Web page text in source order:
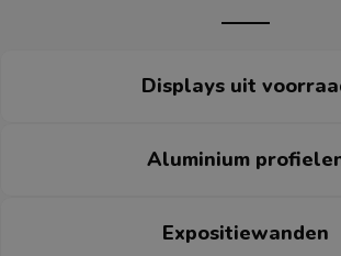
Displays uit
Aluminium
Expositiewanden